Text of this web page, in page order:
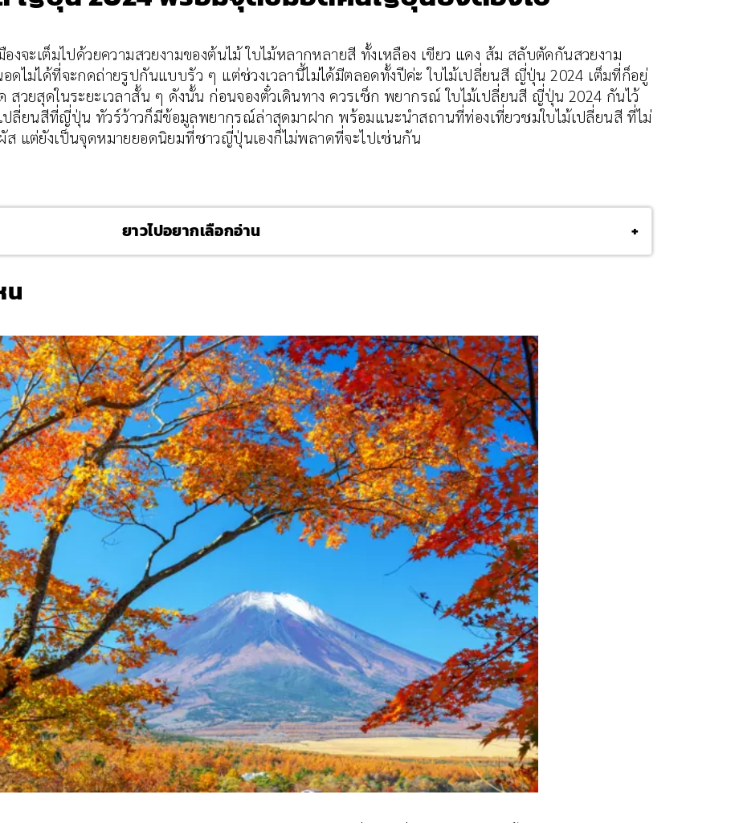
องจะเต็มไปด้วยความสวยงามของต้นไม้ ใบไม้หลากหลายสี ทั้งเหลือง เขียว แดง ส้ม สลับตัดกันสวยงาม
ดไม่ได้ที่จะกดถ่ายรูปกันแบบรัว ๆ แต่ช่วงเวลานี้ไม่ได้มีตลอดทั้งปีค่ะ ใบไม้เปลี่ยนสี ญี่ปุ่น 2024 เต็มที่ก็อยู่
วยสุดในระยะเวลาสั้น ๆ ดังนั้น ก่อนจองตั๋วเดินทาง ควรเช็ก พยากรณ์ ใบไม้เปลี่ยนสี ญี่ปุ่น 2024 กันไว้
ลี่ยนสีที่ญี่ปุ่น ทัวร์ว้าวก็มีข้อมูลพยากรณ์ล่าสุดมาฝาก พร้อมแนะนำสถานที่ท่องเที่ยวชมใบไม้เปลี่ยนสี ที่ไม่
ส แต่ยังเป็นจุดหมายยอดนิยมที่ชาวญี่ปุ่นเองก็ไม่พลาดที่จะไปเช่นกัน
ยาวไปอยากเลือกอ่าน +
น